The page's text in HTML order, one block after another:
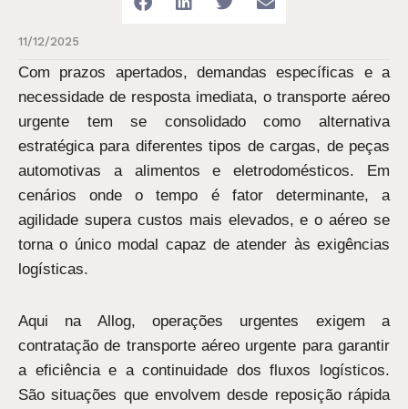
11/12/2025
Com prazos apertados, demandas específicas e a
necessidade de resposta imediata, o transporte aéreo
urgente tem se consolidado como alternativa
estratégica para diferentes tipos de cargas, de peças
automotivas a alimentos e eletrodomésticos. Em
cenários onde o tempo é fator determinante, a
agilidade supera custos mais elevados, e o aéreo se
torna o único modal capaz de atender às exigências
logísticas.
Aqui na Allog, operações urgentes exigem a
contratação de transporte aéreo urgente para garantir
a eficiência e a continuidade dos fluxos logísticos.
São situações que envolvem desde reposição rápida